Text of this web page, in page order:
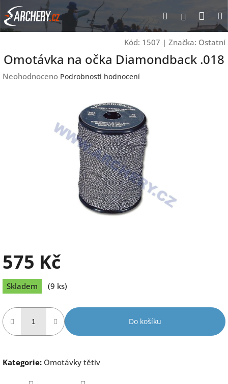
Přejít
na
obsah
Hledat
Kód: 1507 | Značka: Ostatní
Omotávka na očka Diamondback .018
Průměrné
Neohodnoceno Podrobnosti hodnocení
575 Kč
Měrná
cena:
Skladem (9 ks)
Do košíku
Kategorie: Omotávky tětiv